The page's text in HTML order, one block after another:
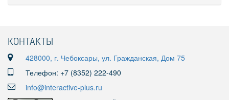
КОНТАКТЫ
428000, г. Чебоксары, ул. Гражданская, Дом 75
Телефон: +7 (8352) 222-490
info@interactive-plus.ru